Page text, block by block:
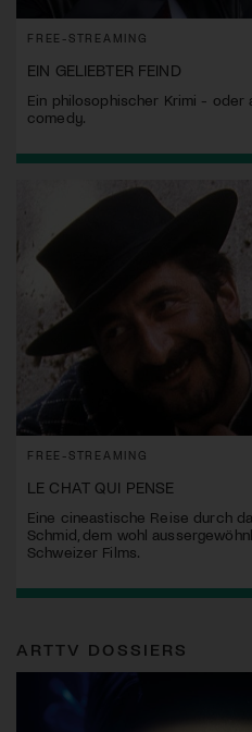
FREE-STREAMING
EIN GELIEBTER FEIND
Ein philosophischer Krimi -
comedy.
FREE-STREAMING
LE CHAT QUI PENSE
Eine cineastische Reise durch
Schmid, dem wohl
Schweizer Films.
ARTTV DOSSIERS